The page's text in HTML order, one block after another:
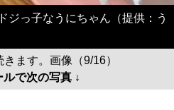
ジっ子なうにちゃん（提供：う
ます。画像（9/16）
ルで次の写真 ↓